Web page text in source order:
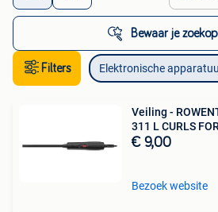
Bewaar je
Filters Elektronische
Veiling -
311 L CURLS
€ 9,00
Bezoek website